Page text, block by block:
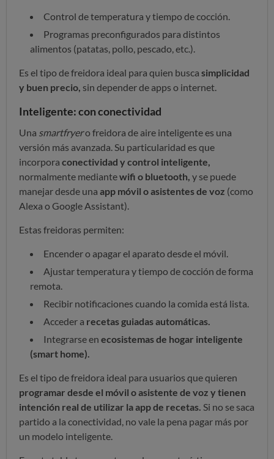
Control de temperatura y tiempo de cocción.
Programas preconfigurados para distintos
alimentos (patatas, pollo, pescado, etc.).
Es el tipo de freidora ideal para quien busca simplicidad
y buen precio, sin depender de apps o internet.
Inteligente: con conectividad
Una smartfryero freidora de aire inteligente es una
versión más avanzada. Su particularidad es que
incorpora conectividad y control inteligente,
normalmente mediantewifi o bluetooth, y se puede
manejar desde una app móvil o asistentes de voz (como
Alexa o Google Assistant).
Estas freidoras permiten:
Encender o apagar el aparato desde el móvil.
Ajustar temperatura y tiempo de cocción de forma
remota.
Recibir notificaciones cuando la comida está lista.
Acceder a recetas guiadas automáticas.
Integrarse en ecosistemas de hogar inteligente
(smart home).
Es el tipo de freidora ideal para usuarios que quieren
programar desde el móvil o asistente de voz y tienen
intención real de utilizar la app de recetas. Si no se saca
partido a la conectividad, no vale la pena pagar más por
un modelo inteligente.